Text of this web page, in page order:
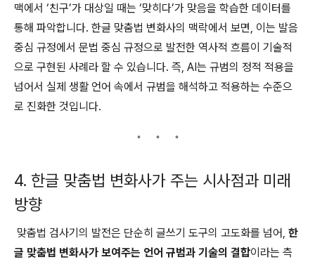
맥에서 ‘친구’가 대상일 때는 ‘맞히다’가 맞음을 학습한 데이터를
통해 파악합니다. 한글 맞춤법 변화사의 맥락에서 보면, 이는 발음
중심 규정에서 문법 중심 규정으로 발전한 역사적 흐름이 기술적
으로 구현된 사례라 할 수 있습니다. 즉, AI는 규범의 정적 적용을
넘어서 실제 생활 언어 속에서 규범을 해석하고 적용하는 수준으
로 진화한 것입니다.
4. 한글 맞춤법 변화사가 주는 시사점과 미래
방향
맞춤법 검사기의 발전은 단순히 글쓰기 도구의 고도화를 넘어, 한
글 맞춤법 변화사가 보여주는 언어 규범과 기술의 결합이라는 측